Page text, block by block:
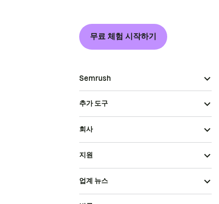
무료 체험 시작하기
Semrush
추가 도구
회사
지원
업계 뉴스